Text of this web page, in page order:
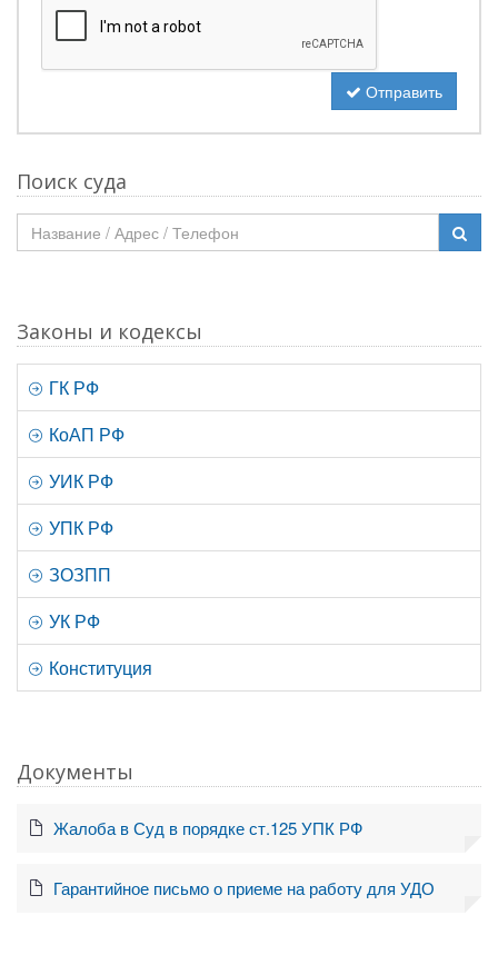
Отправить
Поиск суда
Законы и кодексы
ГК РФ
КоАП РФ
УИК РФ
УПК РФ
ЗОЗПП
УК РФ
Конституция
Документы
Жалоба в Суд в порядке ст.125 УПК РФ
Гарантийное письмо о приеме на работу для УДО